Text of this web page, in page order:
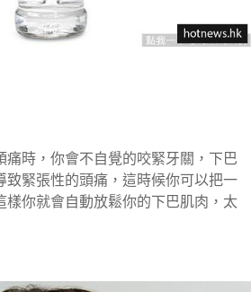
痛時，你會不自覺的咬緊牙關，下巴
致緊張性的頭痛，這時候你可以把一
樣你就會自動放鬆你的下巴肌肉，太